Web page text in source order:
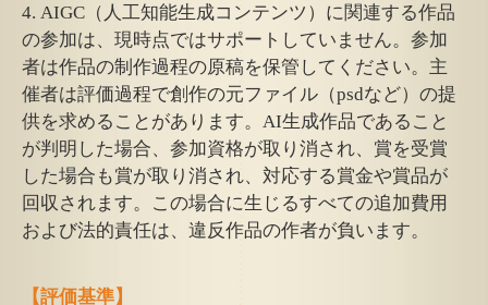
4. AIGC（人工知能生成コンテンツ）に関連する作品
の参加は、現時点ではサポートしていません。参加
者は作品の制作過程の原稿を保管してください。主
催者は評価過程で創作の元ファイル（psdなど）の提
供を求めることがあります。AI生成作品であること
が判明した場合、参加資格が取り消され、賞を受賞
した場合も賞が取り消され、対応する賞金や賞品が
回収されます。この場合に生じるすべての追加費用
および法的責任は、違反作品の作者が負います。
【評価基準】